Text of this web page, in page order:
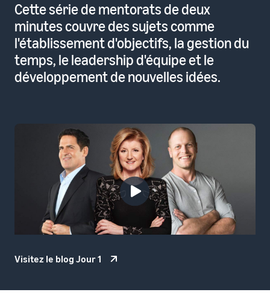
Cette série de mentorats de deux
minutes couvre des sujets comme
l'établissement d'objectifs, la gestion du
temps, le leadership d'équipe et le
développement de nouvelles idées.
Visitez le blog Jour 1